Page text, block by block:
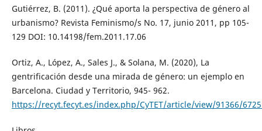
Gutiérrez, B. (2011). ¿Qué aporta la perspectiva de género al
urbanismo? Revista Feminismo/s No. 17, junio 2011, pp 105-
129 DOI: 10.14198/fem.2011.17.06
Ortiz, A., López, A., Sales J., & Solana, M. (2020), La
gentrificación desde una mirada de género: un ejemplo en
Barcelona. Ciudad y Territorio, 945- 962.
https://recyt.fecyt.es/index.php/CyTET/article/view/91366/